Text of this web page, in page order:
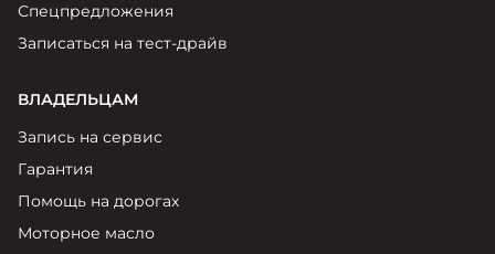
Спецпредложения
Записаться на тест-драйв
ВЛАДЕЛЬЦАМ
Запись на сервис
Гарантия
Помощь на дорогах
Моторное масло